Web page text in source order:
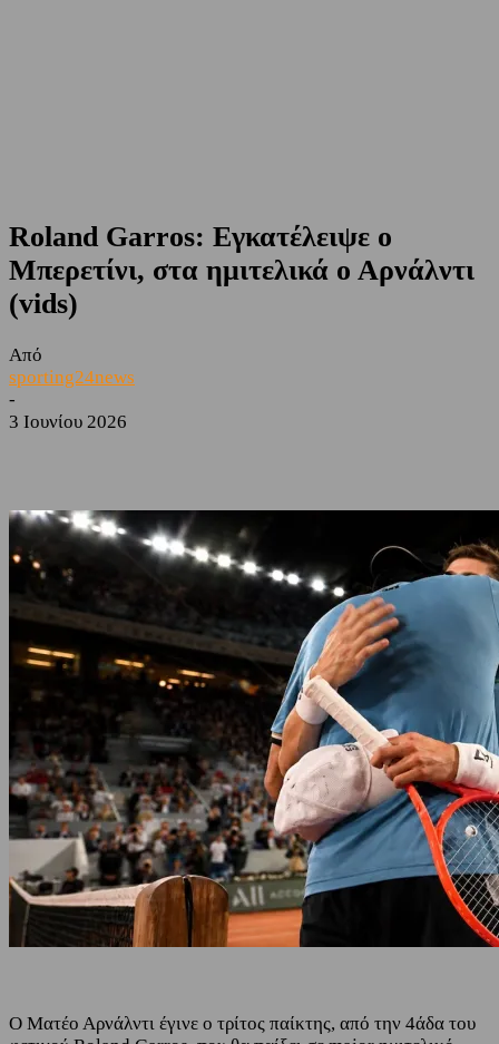
Roland Garros: Εγκατέλειψε ο
Μπερετίνι, στα ημιτελικά ο Αρνάλντι
(vids)
Από
sporting24news
-
3 Ιουνίου 2026
Ο Ματέο Αρνάλντι έγινε ο τρίτος παίκτης, από την 4άδα του